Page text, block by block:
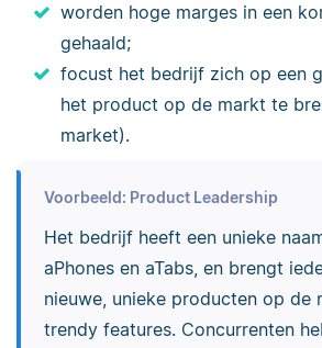
worden hoge marges in een
gehaald;
focust het bedrijf zich op een
het product op de markt te
market).
Voorbeeld: Product Leadership
Het bedrijf heeft een unieke
aPhones en aTabs, en brengt
nieuwe, unieke producten op de
trendy features. Concurrenten